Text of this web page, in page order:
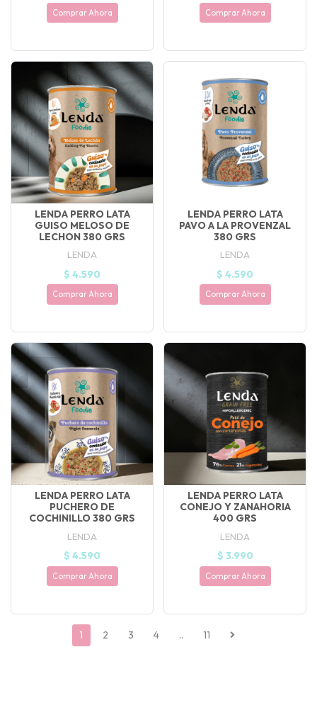
de
JUGAR
Comprar Ahora Comprar Ahora
LENDA PERRO LATA
GUISO MELOSO DE
LECHON 380 GRS
LENDA
$ 4.590
Comprar Ahora
LENDA PERRO LATA
PAVO A LA PROVENZAL
380 GRS
LENDA
$ 4.590
Comprar Ahora
LENDA PERRO LATA
PUCHERO DE
COCHINILLO 380 GRS
LENDA
$ 4.590
Comprar Ahora
LENDA PERRO LATA
CONEJO Y ZANAHORIA
400 GRS
LENDA
$ 3.990
Comprar Ahora
1 2 3 4 .. 11